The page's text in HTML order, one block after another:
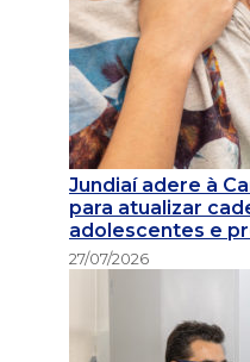
Jundiaí adere à
para atualizar
adolescentes e
27/07/2026